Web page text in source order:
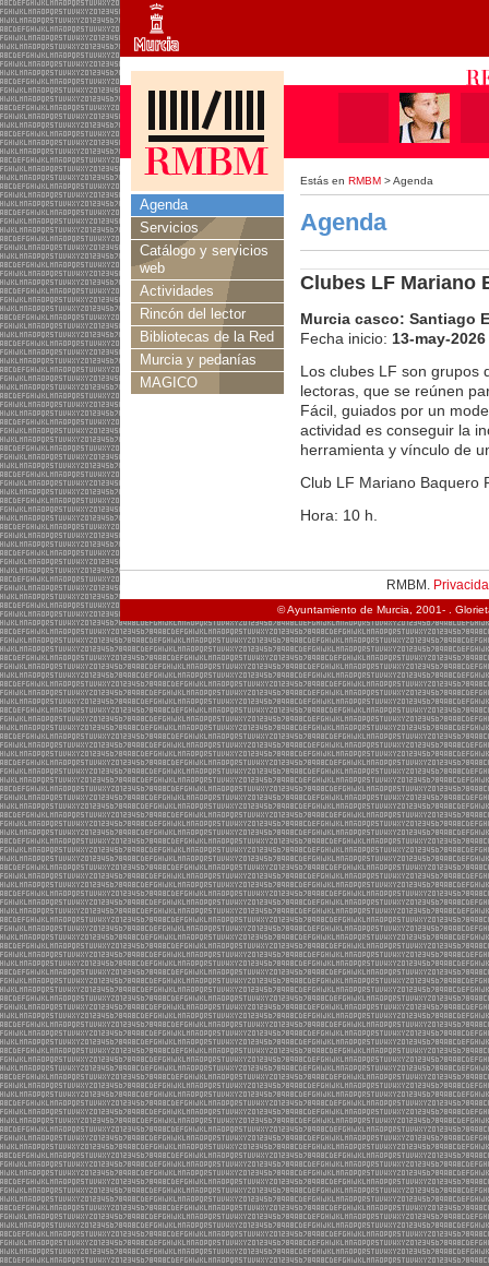
Estás en RMBM > Agenda
Agenda
Servicios
Catálogo y servicios
web
Actividades
Rincón del lector
Bibliotecas de la Red
Murcia y pedanías
MAGICO
Agenda
Clubes LF Mariano
Murcia casco: Santiago
Fecha inicio: 13-may-2026
Los clubes LF son grupos
lectoras, que se reúnen
Fácil, guiados por un
actividad es conseguir la
herramienta y vínculo de
Club LF Mariano Baquero
Hora: 10 h.
RMBM.
© Ayuntamiento de Murcia, 2001- .